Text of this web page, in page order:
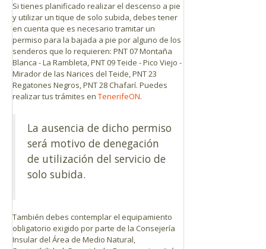
Si tienes planificado realizar el descenso a pie
y utilizar un tique de solo subida, debes tener
en cuenta que es necesario tramitar un
permiso para la bajada a pie por alguno de los
senderos que lo requieren: PNT 07 Montaña
Blanca - La Rambleta, PNT 09 Teide - Pico Viejo -
Mirador de las Narices del Teide, PNT 23
Regatones Negros, PNT 28 Chafarí. Puedes
realizar tus trámites en TenerifeON.
La ausencia de dicho permiso
será motivo de denegación
de utilización del servicio de
solo subida.
También debes contemplar el equipamiento
obligatorio exigido por parte de la Consejería
Insular del Área de Medio Natural,